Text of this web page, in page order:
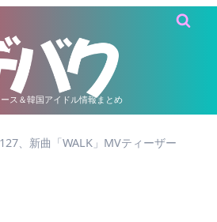
ス＆韓国アイドル情報まとめ
、新曲「WALK」MVティーザー